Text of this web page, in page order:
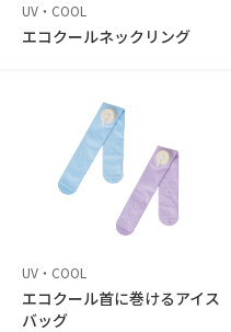
UV・COOL
エコクールネックリング
UV・COOL
エコクール首に巻けるアイス
バッグ